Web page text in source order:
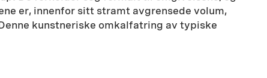
er, innenfor sitt stramt avgrensede volum,
kunstneriske omkalfatring av typiske